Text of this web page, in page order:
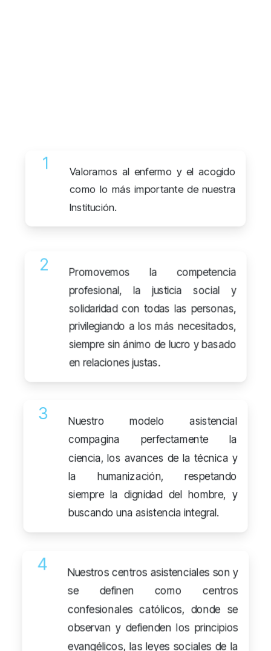
1
Valoramos al enfermo y el acogido
como lo más importante de nuestra
Institución.
2 Promovemos la competencia
profesional, la justicia social y
solidaridad con todas las personas,
privilegiando a los más necesitados,
siempre sin ánimo de lucro y basado
en relaciones justas.
3
Nuestro modelo asistencial
compagina perfectamente la
ciencia, los avances de la técnica y
la humanización, respetando
siempre la dignidad del hombre, y
buscando una asistencia integral.
4 Nuestros centros asistenciales son y
se definen como centros
confesionales católicos, donde se
observan y defienden los principios
evangélicos, las leyes sociales de la